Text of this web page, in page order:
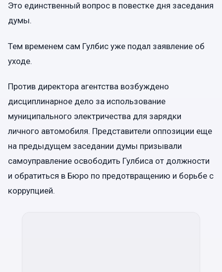
Это единственный вопрос в повестке дня заседания
думы.
Тем временем сам Гулбис уже подал заявление об
уходе.
Против директора агентства возбуждено
дисциплинарное дело за использование
муниципального электричества для зарядки
личного автомобиля. Представители оппозиции еще
на предыдущем заседании думы призывали
самоуправление освободить Гулбиса от должности
и обратиться в Бюро по предотвращению и борьбе с
коррупцией.